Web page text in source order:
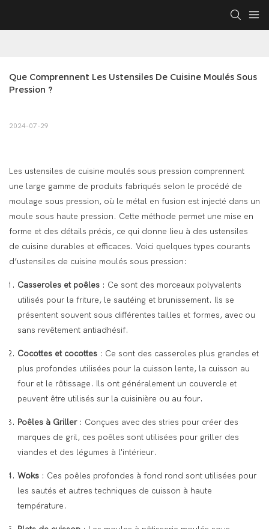
Que Comprennent Les Ustensiles De Cuisine Moulés Sous
Pression ?
2024-07-29
Les ustensiles de cuisine moulés sous pression comprennent
une large gamme de produits fabriqués selon le procédé de
moulage sous pression, où le métal en fusion est injecté dans un
moule sous haute pression. Cette méthode permet une mise en
forme et des détails précis, ce qui donne lieu à des ustensiles
de cuisine durables et efficaces. Voici quelques types courants
d’ustensiles de cuisine moulés sous pression:
Casseroles et poêles : Ce sont des morceaux polyvalents
utilisés pour la friture, le sautéing et brunissement. Ils se
présentent souvent sous différentes tailles et formes, avec ou
sans revêtement antiadhésif.
Cocottes et cocottes : Ce sont des casseroles plus grandes et
plus profondes utilisées pour la cuisson lente, la cuisson au
four et le rôtissage. Ils ont généralement un couvercle et
peuvent être utilisés sur la cuisinière ou au four.
Poêles à Griller : Conçues avec des stries pour créer des
marques de gril, ces poêles sont utilisées pour griller des
viandes et des légumes à l'intérieur.
Woks : Ces poêles profondes à fond rond sont utilisées pour
les sautés et autres techniques de cuisson à haute
température.